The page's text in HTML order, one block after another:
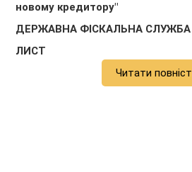
новому кредитору"
ДЕРЖАВНА ФІСКАЛЬНА СЛУЖБА
ЛИСТ
Читати